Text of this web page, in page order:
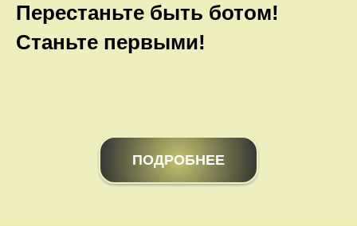
Перестаньте быть ботом!
Станьте первыми!
ПОДРОБНЕЕ